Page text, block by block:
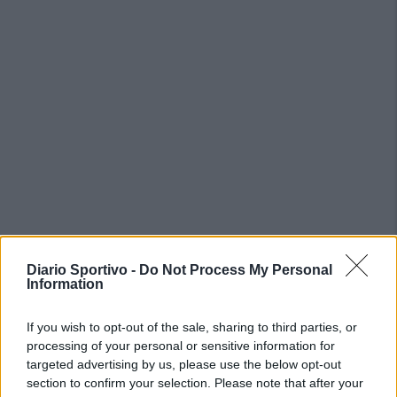
Diario Sportivo - Do Not Process My Personal
Information
If you wish to opt-out of the sale, sharing to third parties, or
processing of your personal or sensitive information for
targeted advertising by us, please use the below opt-out
section to confirm your selection. Please note that after your
PIÙ LETTI OGGI
Il Buddusò in mani sicure con Mario Fadda, il
Monte Alma riparte da Ivano Falchi
5 Ago 2026